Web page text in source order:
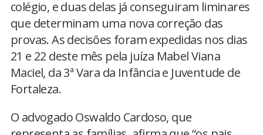
colégio, e duas delas já conseguiram liminares
que determinam uma nova correção das
provas. As decisões foram expedidas nos dias
21 e 22 deste mês pela juíza Mabel Viana
Maciel, da 3ª Vara da Infância e Juventude de
Fortaleza.
O advogado Oswaldo Cardoso, que